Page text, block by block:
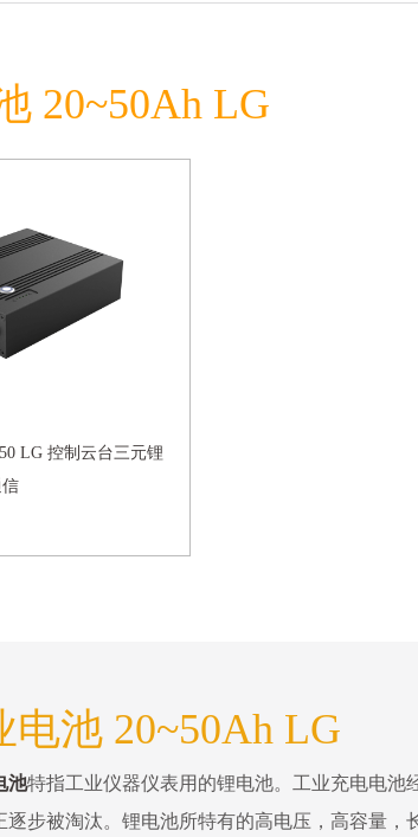
20~50Ah LG
LG 控制云台三元锂
信
电池 20~50Ah LG
池特指工业仪器仪表用的锂电池。工业充电电
逐步被淘汰。锂电池所特有的高电压，高容量